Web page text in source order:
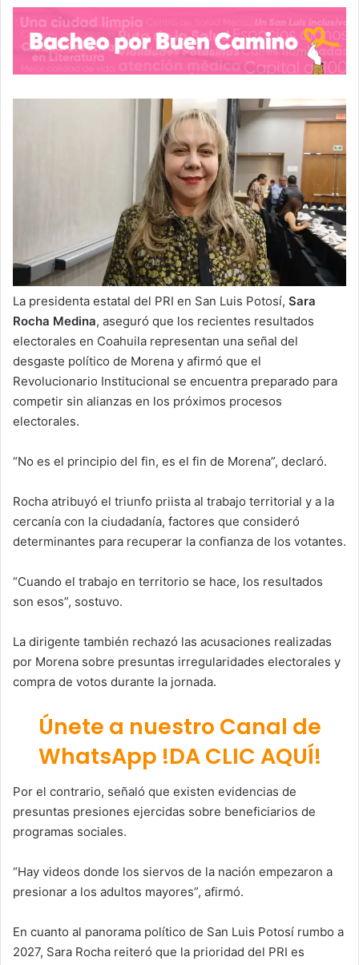
La presidenta estatal del PRI en San Luis Potosí, Sara
Rocha Medina, aseguró que los recientes resultados
electorales en Coahuila representan una señal del
desgaste político de Morena y afirmó que el
Revolucionario Institucional se encuentra preparado para
competir sin alianzas en los próximos procesos
electorales.
“No es el principio del fin, es el fin de Morena”, declaró.
Rocha atribuyó el triunfo priista al trabajo territorial y a la
cercanía con la ciudadanía, factores que consideró
determinantes para recuperar la confianza de los votantes.
“Cuando el trabajo en territorio se hace, los resultados
son esos”, sostuvo.
La dirigente también rechazó las acusaciones realizadas
por Morena sobre presuntas irregularidades electorales y
compra de votos durante la jornada.
Únete a nuestro Canal de
WhatsApp !DA CLIC AQUÍ!
Por el contrario, señaló que existen evidencias de
presuntas presiones ejercidas sobre beneficiarios de
programas sociales.
“Hay videos donde los siervos de la nación empezaron a
presionar a los adultos mayores”, afirmó.
En cuanto al panorama político de San Luis Potosí rumbo a
2027, Sara Rocha reiteró que la prioridad del PRI es